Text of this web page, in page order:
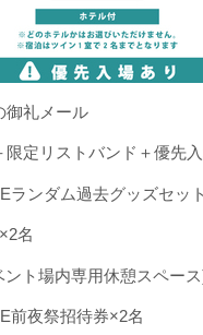
御礼メール
限定リストバンド＋優先
ランダム過去グッズセット
名
ント場内専用休憩スペー
前夜祭招待券×2名